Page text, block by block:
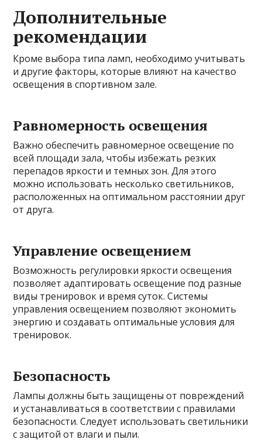
Дополнительные
рекомендации
Кроме выбора типа ламп, необходимо учитывать
и другие факторы, которые влияют на качество
освещения в спортивном зале.
Равномерность освещения
Важно обеспечить равномерное освещение по
всей площади зала, чтобы избежать резких
перепадов яркости и темных зон. Для этого
можно использовать несколько светильников,
расположенных на оптимальном расстоянии друг
от друга.
Управление освещением
Возможность регулировки яркости освещения
позволяет адаптировать освещение под разные
виды тренировок и время суток. Системы
управления освещением позволяют экономить
энергию и создавать оптимальные условия для
тренировок.
Безопасность
Лампы должны быть защищены от повреждений
и устанавливаться в соответствии с правилами
безопасности. Следует использовать светильники
с защитой от влаги и пыли.